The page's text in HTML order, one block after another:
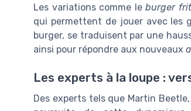
Les variations comme le burger
qui permettent de jouer avec les
burger, se traduisent par une
ainsi pour répondre aux nouveaux
Les experts à la loupe :
Des experts tels que Martin